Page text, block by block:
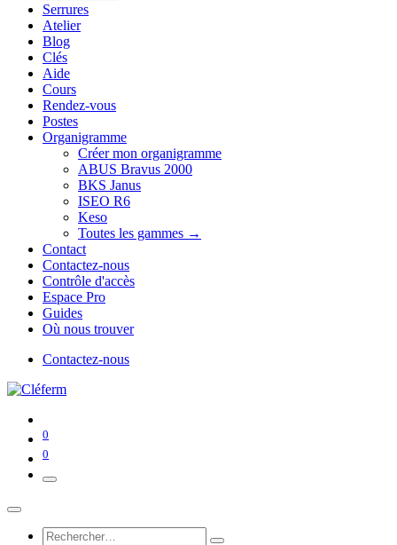
Serrures
Atelier
Blog
Clés
Aide
Cours
Rendez-vous
Postes
Organigramme
Créer mon organigramme
ABUS Bravus 2000
BKS Janus
ISEO R6
Keso
Toutes les gammes →
Contact
Contactez-nous
Contrôle d'accès
Espace Pro
Guides
Où nous trouver
Contactez-nous
0
0